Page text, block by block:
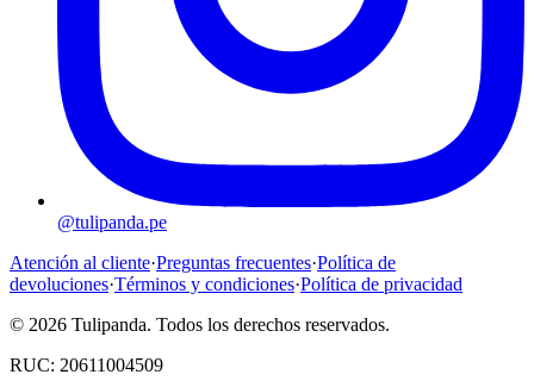
@tulipanda.pe
Atención al cliente·Preguntas frecuentes·Política de
devoluciones·Términos y condiciones·Política de privacidad
© 2026 Tulipanda. Todos los derechos reservados.
RUC: 20611004509